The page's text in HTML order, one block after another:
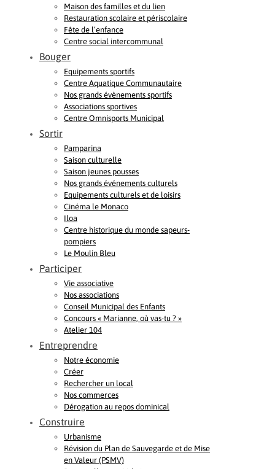
Maison des familles et du lien
Restauration scolaire et périscolaire
Fête de l’enfance
Centre social intercommunal
Bouger
Equipements sportifs
Centre Aquatique Communautaire
Nos grands évènements sportifs
Associations sportives
Centre Omnisports Municipal
Sortir
Pamparina
Saison culturelle
Saison jeunes pousses
Nos grands événements culturels
Equipements culturels et de loisirs
Cinéma le Monaco
Iloa
Centre historique du monde sapeurs-
pompiers
Le Moulin Bleu
Participer
Vie associative
Nos associations
Conseil Municipal des Enfants
Concours « Marianne, où vas-tu ? »
Atelier 104
Entreprendre
Notre économie
Créer
Rechercher un local
Nos commerces
Dérogation au repos dominical
Construire
Urbanisme
Révision du Plan de Sauvegarde et de Mise
en Valeur (PSMV)